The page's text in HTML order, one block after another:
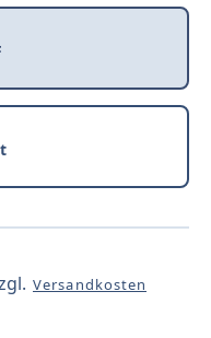
Versandkosten